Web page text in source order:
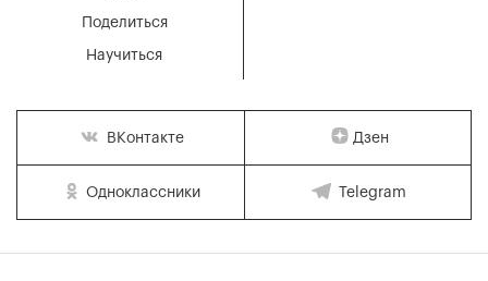
Поделиться
Научиться
ВКонтакте Дзен
Одноклассники Telegram